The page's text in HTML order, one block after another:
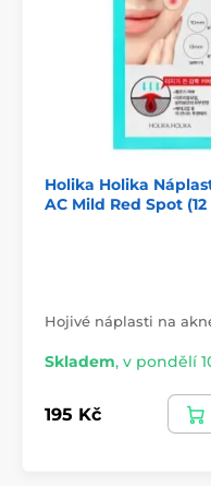
Holika Holika
AC Mild Red Spot (12
Hojivé náplasti na
Skladem, v pondělí
195 Kč